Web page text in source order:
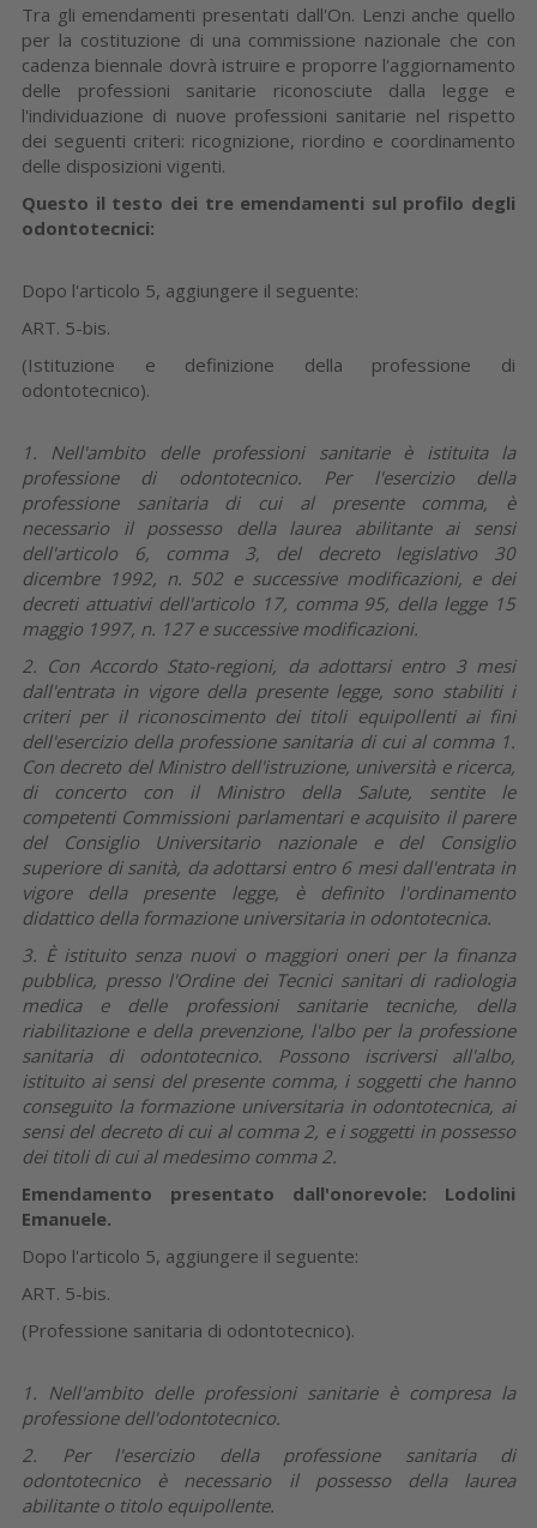
Tra gli emendamenti presentati dall'On. Lenzi anche quello
per la costituzione di una commissione nazionale che con
cadenza biennale dovrà istruire e proporre l'aggiornamento
delle professioni sanitarie riconosciute dalla legge e
l'individuazione di nuove professioni sanitarie nel rispetto
dei seguenti criteri: ricognizione, riordino e coordinamento
delle disposizioni vigenti.
Questo il testo dei tre emendamenti sul profilo degli
odontotecnici:
Dopo l'articolo 5, aggiungere il seguente:
ART. 5-bis.
(Istituzione e definizione della professione di
odontotecnico).
1. Nell'ambito delle professioni sanitarie è istituita la
professione di odontotecnico. Per l'esercizio della
professione sanitaria di cui al presente comma, è
necessario il possesso della laurea abilitante ai sensi
dell'articolo 6, comma 3, del decreto legislativo 30
dicembre 1992, n. 502 e successive modificazioni, e dei
decreti attuativi dell'articolo 17, comma 95, della legge 15
maggio 1997, n. 127 e successive modificazioni.
2. Con Accordo Stato-regioni, da adottarsi entro 3 mesi
dall'entrata in vigore della presente legge, sono stabiliti i
criteri per il riconoscimento dei titoli equipollenti ai fini
dell'esercizio della professione sanitaria di cui al comma 1.
Con decreto del Ministro dell'istruzione, università e ricerca,
di concerto con il Ministro della Salute, sentite le
competenti Commissioni parlamentari e acquisito il parere
del Consiglio Universitario nazionale e del Consiglio
superiore di sanità, da adottarsi entro 6 mesi dall'entrata in
vigore della presente legge, è definito l'ordinamento
didattico della formazione universitaria in odontotecnica.
3. È istituito senza nuovi o maggiori oneri per la finanza
pubblica, presso l'Ordine dei Tecnici sanitari di radiologia
medica e delle professioni sanitarie tecniche, della
riabilitazione e della prevenzione, l'albo per la professione
sanitaria di odontotecnico. Possono iscriversi all'albo,
istituito ai sensi del presente comma, i soggetti che hanno
conseguito la formazione universitaria in odontotecnica, ai
sensi del decreto di cui al comma 2, e i soggetti in possesso
dei titoli di cui al medesimo comma 2.
Emendamento presentato dall'onorevole: Lodolini
Emanuele.
Dopo l'articolo 5, aggiungere il seguente:
ART. 5-bis.
(Professione sanitaria di odontotecnico).
1. Nell'ambito delle professioni sanitarie è compresa la
professione dell'odontotecnico.
2. Per l'esercizio della professione sanitaria di
odontotecnico è necessario il possesso della laurea
abilitante o titolo equipollente.